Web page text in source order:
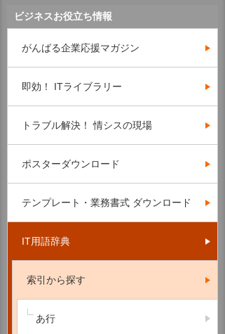
ビジネスお役立ち情報
がんばる企業応援マガジン
即効！ ITライブラリー
トラブル解決！ 情シスの現場
ポスターダウンロード
テンプレート・業務書式 ダウンロード
IT用語辞典
索引から探す
あ行